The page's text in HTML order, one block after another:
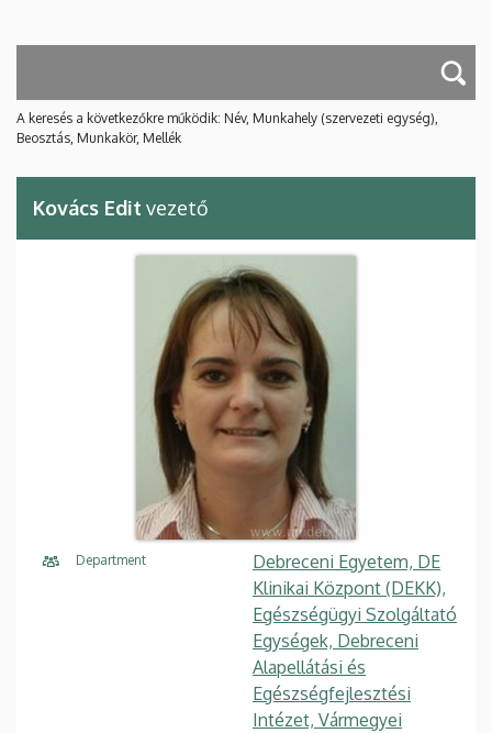
A keresés a következőkre működik: Név, Munkahely (szervezeti egység),
Beosztás, Munkakör, Mellék
Kovács Edit vezető
Department
Debreceni Egyetem, DE
Klinikai Központ (DEKK),
Egészségügyi Szolgáltató
Egységek, Debreceni
Alapellátási és
Egészségfejlesztési
Intézet, Vármegyei